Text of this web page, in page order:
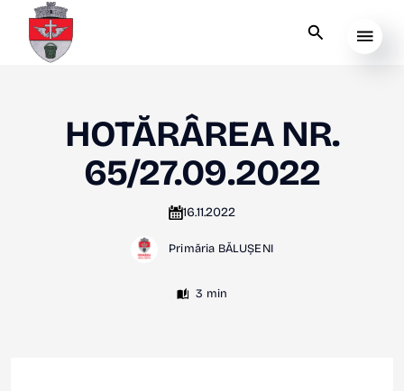
HOTĂRÂREA NR.
65/27.09.2022
16.11.2022
Primăria BĂLUȘENI
3 min